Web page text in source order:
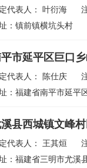
代表人：叶衍海
：镇前镇横坑头村
市延平区巨口
代表人： 陈仕庆
：福建省南平市延平
县西城镇文峰
代表人： 王其烜
：福建省三明市尤溪